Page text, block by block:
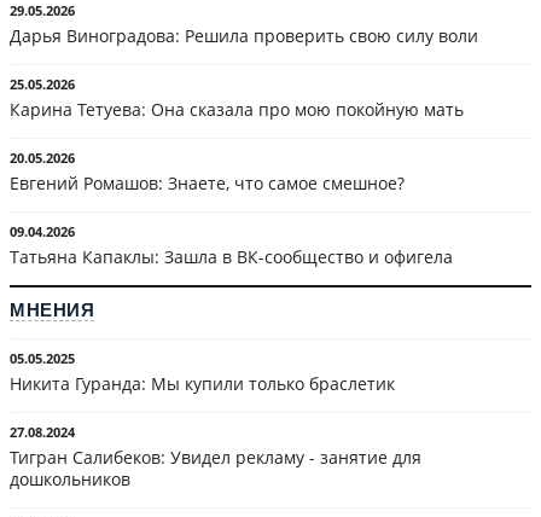
29.05.2026
Дарья Виноградова: Решила проверить свою силу воли
25.05.2026
Карина Тетуева: Она сказала про мою покойную мать
20.05.2026
Евгений Ромашов: Знаете, что самое смешное?
09.04.2026
Татьяна Капаклы: Зашла в ВК-сообщество и офигела
МНЕНИЯ
05.05.2025
Никита Гуранда: Мы купили только браслетик
27.08.2024
Тигран Салибеков: Увидел рекламу - занятие для
дошкольников